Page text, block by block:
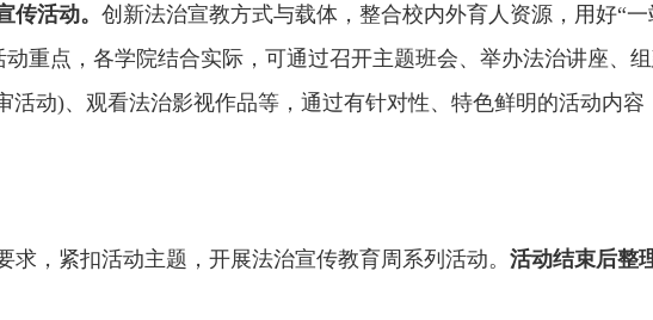
传活动。 创新法治宣教方式与载体，整合校内外育人资源，用好“一
重点，各学院结合实际，可通过召开主题班会、举办法治讲座、
活动)、观看法治影视作品等，通过有针对性、特色鲜明的活动内
求，紧扣活动主题，开展法治宣传教育周系列活动。 活动结束后整